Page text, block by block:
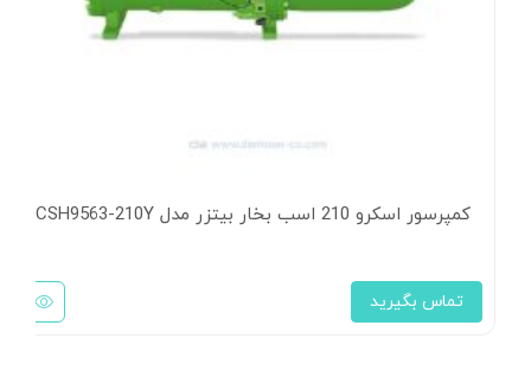
کمپرسور اسکرو 210 اسب بخار بیتزر مدل CSH9563-210Y
تماس بگیرید